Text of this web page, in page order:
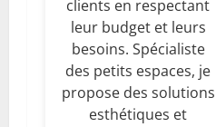
clients en respectant
leur budget et leurs
besoins. Spécialiste
des petits espaces, je
propose des solutions
esthétiques et